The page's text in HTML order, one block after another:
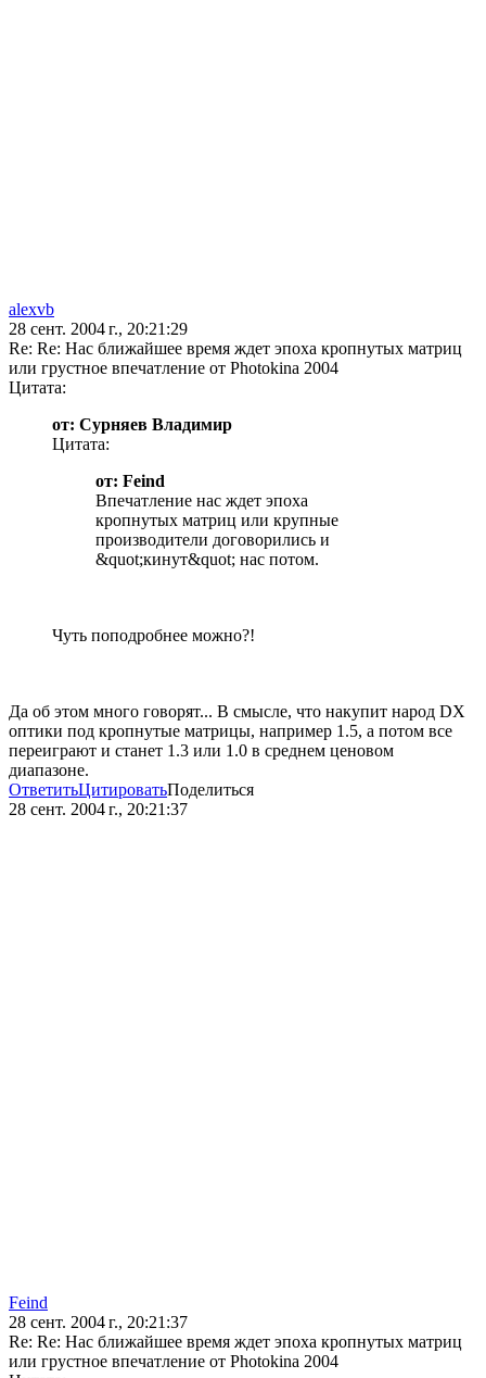
alexvb
28 сент. 2004 г., 20:21:29
Re: Re: Нас ближайшее время ждет эпоха кропнутых матриц
или грустное впечатление от Photokina 2004
Цитата:
от: Сурняев Владимир
Цитата:
от: Feind
Впечатление нас ждет эпоха
кропнутых матриц или крупные
производители договорились и
&quot;кинут&quot; нас потом.
Чуть поподробнее можно?!
Да об этом много говорят... В смысле, что накупит народ DX
оптики под кропнутые матрицы, например 1.5, а потом все
переиграют и станет 1.3 или 1.0 в среднем ценовом
диапазоне.
ОтветитьЦитироватьПоделиться
28 сент. 2004 г., 20:21:37
Feind
28 сент. 2004 г., 20:21:37
Re: Re: Нас ближайшее время ждет эпоха кропнутых матриц
или грустное впечатление от Photokina 2004